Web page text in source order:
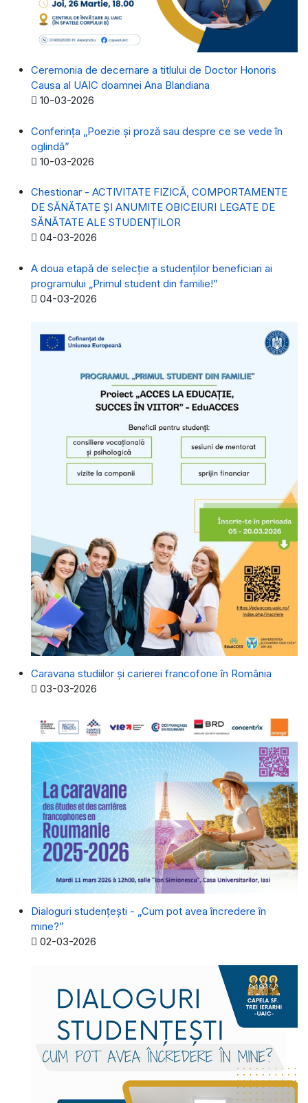
Ceremonia de decernare a titlului de Doctor Honoris
Causa al UAIC doamnei Ana Blandiana
Detalii
10-03-2026
Conferința „Poezie și proză sau despre ce se vede în
oglindă”
Detalii
10-03-2026
Chestionar - ACTIVITATE FIZICĂ, COMPORTAMENTE
DE SĂNĂTATE ȘI ANUMITE OBICEIURI LEGATE DE
SĂNĂTATE ALE STUDENȚILOR
Detalii
04-03-2026
A doua etapă de selecție a studenților beneficiari ai
programului „Primul student din familie!”
Detalii
04-03-2026
Caravana studiilor și carierei francofone în România
Detalii
03-03-2026
Dialoguri studențești - „Cum pot avea încredere în
mine?”
Detalii
02-03-2026